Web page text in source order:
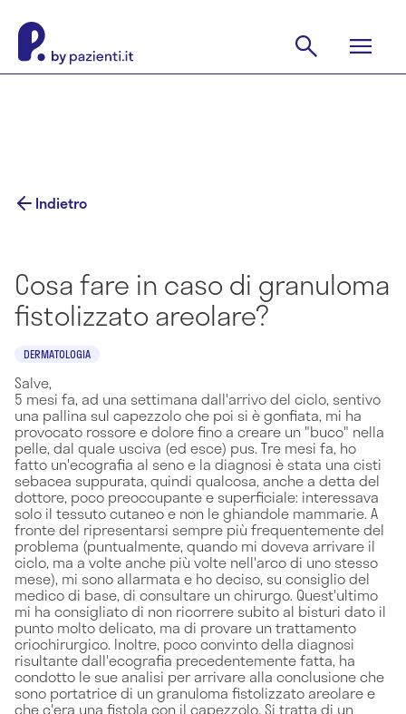
Indietro
Cosa fare in caso di granuloma
fistolizzato areolare?
DERMATOLOGIA
Salve,
5 mesi fa, ad una settimana dall'arrivo del ciclo, sentivo
una pallina sul capezzolo che poi si è gonfiata, mi ha
provocato rossore e dolore fino a creare un "buco" nella
pelle, dal quale usciva (ed esce) pus. Tre mesi fa, ho
fatto un'ecografia al seno e la diagnosi è stata una cisti
sebacea suppurata, quindi qualcosa, anche a detta del
dottore, poco preoccupante e superficiale: interessava
solo il tessuto cutaneo e non le ghiandole mammarie. A
fronte del ripresentarsi sempre più frequentemente del
problema (puntualmente, quando mi doveva arrivare il
ciclo, ma a volte anche più volte nell'arco di uno stesso
mese), mi sono allarmata e ho deciso, su consiglio del
medico di base, di consultare un chirurgo. Quest'ultimo
mi ha consigliato di non ricorrere subito al bisturi dato il
punto molto delicato, ma di provare un trattamento
criochirurgico. Inoltre, poco convinto della diagnosi
risultante dall'ecografia precedentemente fatta, ha
condotto le sue analisi per arrivare alla conclusione che
sono portatrice di un granuloma fistolizzato areolare e
che c'era una fistola con il capezzolo. Si tratta di un